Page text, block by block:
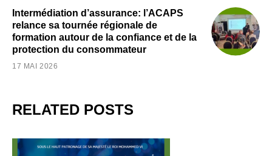
Intermédiation d’assurance: l’ACAPS
relance sa tournée régionale de
formation autour de la confiance et de la
protection du consommateur
17 MAI 2026
RELATED POSTS